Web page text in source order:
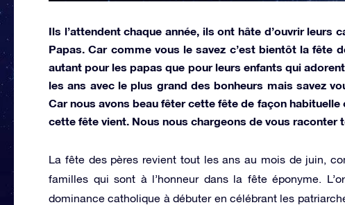
Ils l’attendent chaque année, ils ont hâte d’ouvrir leurs
Papas. Car comme vous le savez c’est bientôt la fête
autant pour les papas que pour leurs enfants qui
les ans avec le plus grand des bonheurs mais savez
Car nous avons beau fêter cette fête de façon
cette fête vient. Nous nous chargeons de vous raconter
La fête des pères revient tout les ans au mois de juin,
familles qui sont à l’honneur dans la fête éponyme.
dominance catholique à débuter en célébrant les